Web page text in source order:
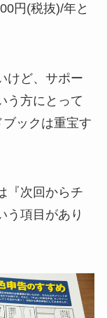
円(税抜)/年と
けど、サポー
う方にとって
ックは重宝す
『次回からチ
う項目があり